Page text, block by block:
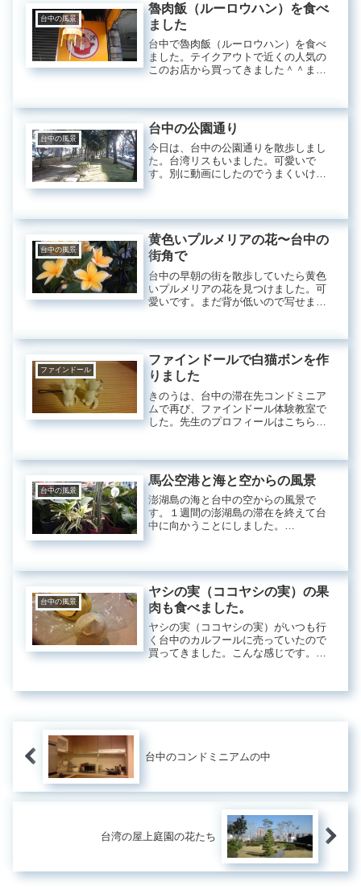
台中の風景
魯肉飯（ルーロウハン）を食べ
ました
台中で魯肉飯（ルーロウハン）を食べ
ました。テイクアウトで近くの人気の
このお店から買ってきました＾＾まだ
な感じです。一見、今一歩な見た目で
すね。去年、このお店で、魯肉麺の
方...
台中の風景
台中の公園通り
今日は、台中の公園通りを散歩しまし
た。台湾リスもいました。可愛いで
す。別に動画にしたのでうまくいけば
るみたいに垂れ下がって咲きます。花
は開...
台中の風景
黄色いプルメリアの花〜台中の
街角で
台中の早朝の街を散歩していたら黄色
いプルメリアの花を見つけました。可
愛いです。まだ背が低いので写せまし
ています。でもたいてい高さがあるの
ですよ。赤いプルメリアです。見える
か...
ファインドール
ファインドールで白猫ボンを作
りました
きのうは、台中の滞在先コンドミニア
ムで再び、ファインドール体験教室で
した。先生のプロフィールはこちらで
説のレンと愛のミラクルワールドに出
てくる白猫のボンたちを作りました
よ。...
台中の風景
馬公空港と海と空からの風景
澎湖島の海と台中の空からの風景で
す。１週間の澎湖島の滞在を終えて台
中に向かうことにしました。
てもらっていたので１回失...
台中の風景
ヤシの実（ココヤシの実）の果
肉も食べました。
ヤシの実（ココヤシの実）がいつも行
く台中のカルフールに売っていたので
買ってきました。こんな感じです。周
丁で上の柔らかそうな所を開けてみる
台中のコンドミニアムの中
台湾の屋上庭園の花たち